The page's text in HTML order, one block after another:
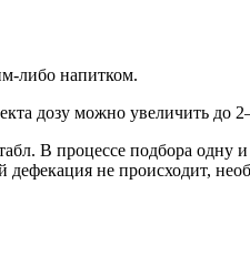
либо напитком.
дозу можно увеличить до
В процессе подбора одну
не происходит,